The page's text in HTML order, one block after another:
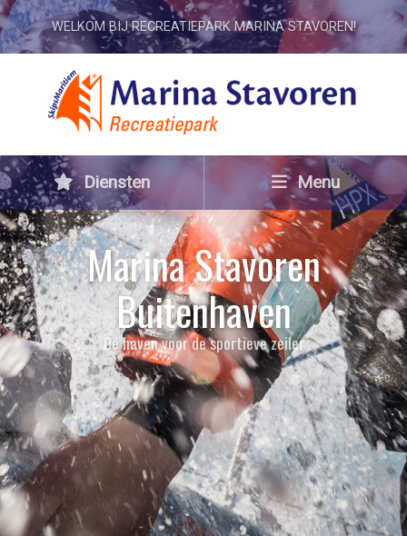
WELKOM BIJ RECREATIEPARK MARINA STAVOREN!
Diensten Menu
Marina Stavoren
Buitenhaven
Dé haven voor de sportieve zeiler